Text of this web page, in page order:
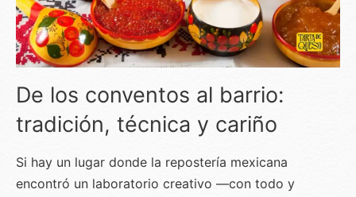
De los conventos al barrio:
tradición, técnica y cariño
Si hay un lugar donde la repostería mexicana
encontró un laboratorio creativo —con todo y